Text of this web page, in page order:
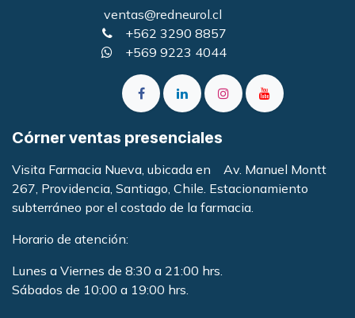
ventas@redneurol.cl
+562 3290 8857
+569 9223 4044
Córner ventas presenciales
Visita Farmacia Nueva, ubicada en Av. Manuel Montt
267, Providencia, Santiago, Chile. Estacionamiento
subterráneo por el costado de la farmacia.
Horario de atención:
Lunes a Viernes de 8:30 a 21:00 hrs.
Sábados de 10:00 a 19:00 hrs.